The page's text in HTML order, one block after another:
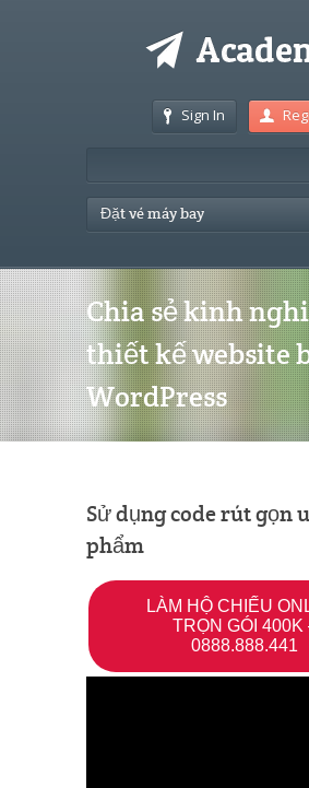
Sign In
Đặt vé máy bay
Chia sẻ kinh
thiết kế website
WordPress
Sử dụng code rút gọn
phẩm
LÀM HỘ CHIẾU
TRỌN GÓI 400K
0888.888.441